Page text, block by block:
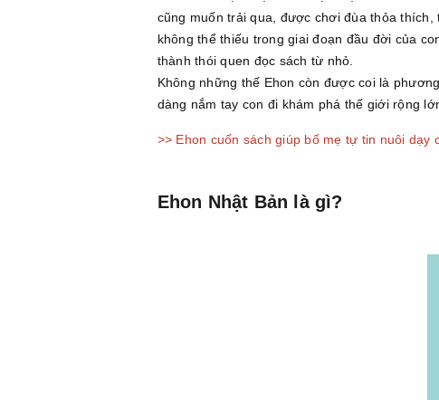
cũng muốn trải qua, được chơi đùa thỏa
không thể thiếu trong giai đoạn đầu đời của
thành thói quen đọc sách từ nhỏ.
Không những thế Ehon còn được coi là
dàng nắm tay con đi khám phá thế giới rộng
>> Ehon cuốn sách giúp bố mẹ tự tin nuôi dạy
Ehon Nhật Bản là gì?